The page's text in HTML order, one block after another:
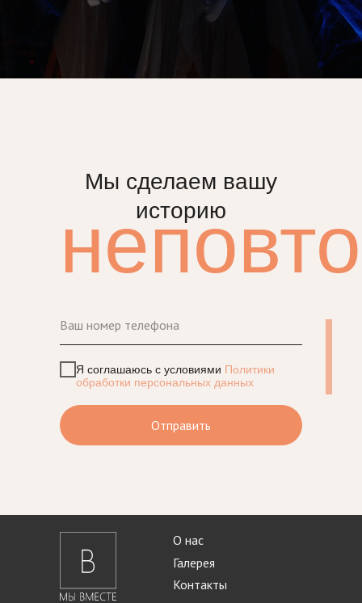
Мы сделаем вашу
историю
сказ|
Я соглашаюсь с условиями Политики
обработки персональных данных
Отправить
О нас
Галерея
Контакты